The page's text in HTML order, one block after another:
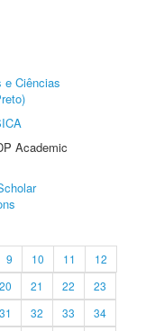
e Ciências
Academic
9 10 11
12
20 21 22
23
31 32 33
34